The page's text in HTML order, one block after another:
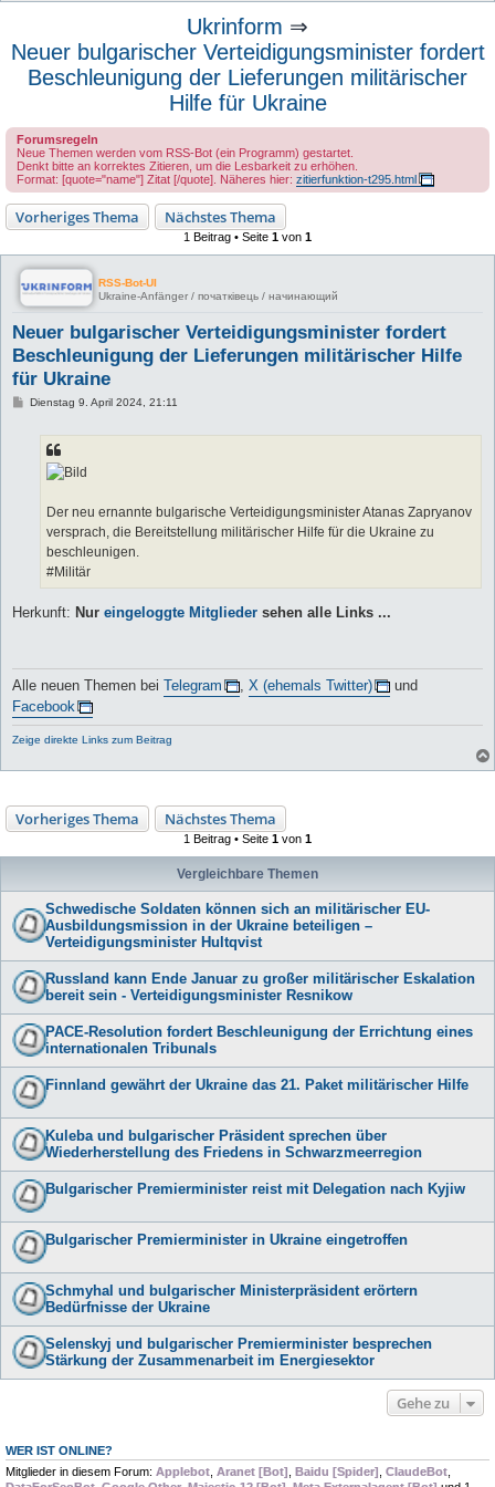
Ukrinform ⇒
Neuer bulgarischer Verteidigungsminister fordert
Beschleunigung der Lieferungen militärischer
Hilfe für Ukraine
Forumsregeln
Neue Themen werden vom RSS-Bot (ein Programm) gestartet.
Denkt bitte an korrektes Zitieren, um die Lesbarkeit zu erhöhen.
Format: [quote="name"] Zitat [/quote]. Näheres hier: zitierfunktion-t295.html
Vorheriges Thema Nächstes Thema
1 Beitrag • Seite 1 von 1
RSS-Bot-UI
Ukraine-Anfänger / початківець / начинающий
Neuer bulgarischer Verteidigungsminister fordert
Beschleunigung der Lieferungen militärischer Hilfe
für Ukraine
BDienstag 9. April 2024, 21:11
Der neu ernannte bulgarische Verteidigungsminister Atanas Zapryanov
versprach, die Bereitstellung militärischer Hilfe für die Ukraine zu
beschleunigen.
#Militär
Herkunft: Nur eingeloggte Mitglieder sehen alle Links ...
Alle neuen Themen bei Telegram X (ehemals Twitter)
und
Facebook
Zeige direkte Links zum Beitrag
Vorheriges Thema Nächstes Thema
1 Beitrag • Seite 1 von 1
Vergleichbare Themen
Schwedische Soldaten können sich an militärischer EU-
Ausbildungsmission in der Ukraine beteiligen –
Verteidigungsminister Hultqvist
Russland kann Ende Januar zu großer militärischer Eskalation
bereit sein - Verteidigungsminister Resnikow
PACE-Resolution fordert Beschleunigung der Errichtung eines
internationalen Tribunals
Finnland gewährt der Ukraine das 21. Paket militärischer Hilfe
Kuleba und bulgarischer Präsident sprechen über
Wiederherstellung des Friedens in Schwarzmeerregion
Bulgarischer Premierminister reist mit Delegation nach Kyjiw
Bulgarischer Premierminister in Ukraine eingetroffen
Schmyhal und bulgarischer Ministerpräsident erörtern
Bedürfnisse der Ukraine
Selenskyj und bulgarischer Premierminister besprechen
Stärkung der Zusammenarbeit im Energiesektor
Gehe zu
WER IST ONLINE?
Mitglieder in diesem Forum: Applebot Aranet [Bot] Baidu [Spider] ClaudeBot